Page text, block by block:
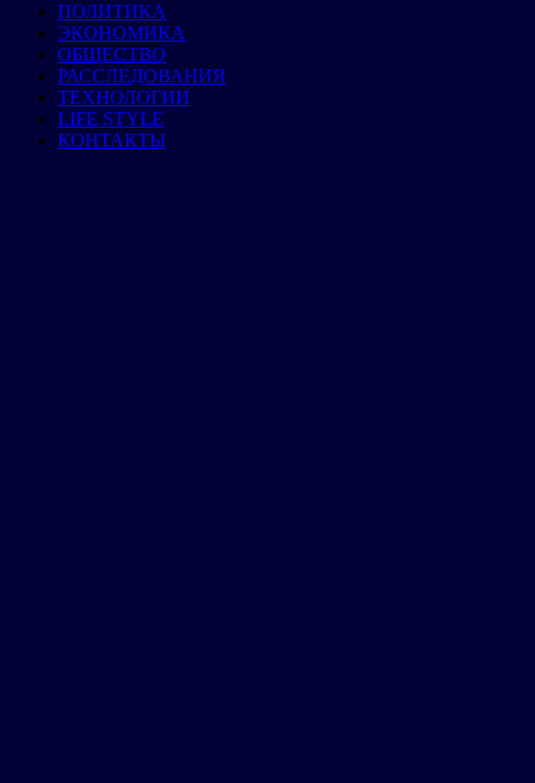
ПОЛИТИКА
ЭКОНОМИКА
ОБЩЕСТВО
РАССЛЕДОВАНИЯ
ТЕХНОЛОГИИ
LIFE STYLE
КОНТАКТЫ